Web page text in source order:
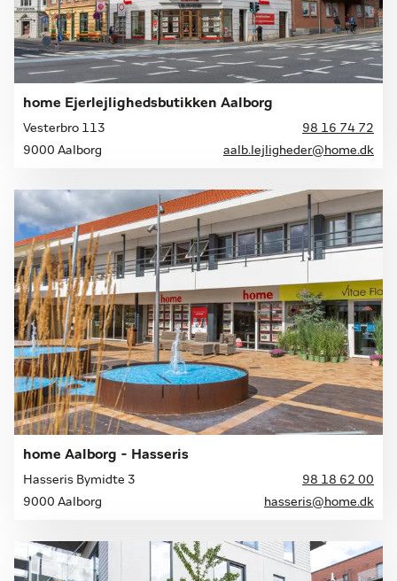
home Ejerlejlighedsbutikken Aalborg
Vesterbro 113
98 16 74 72
9000 Aalborg
aalb.lejligheder@home.dk
home Aalborg - Hasseris
Hasseris Bymidte 3
98 18 62 00
9000 Aalborg
hasseris@home.dk